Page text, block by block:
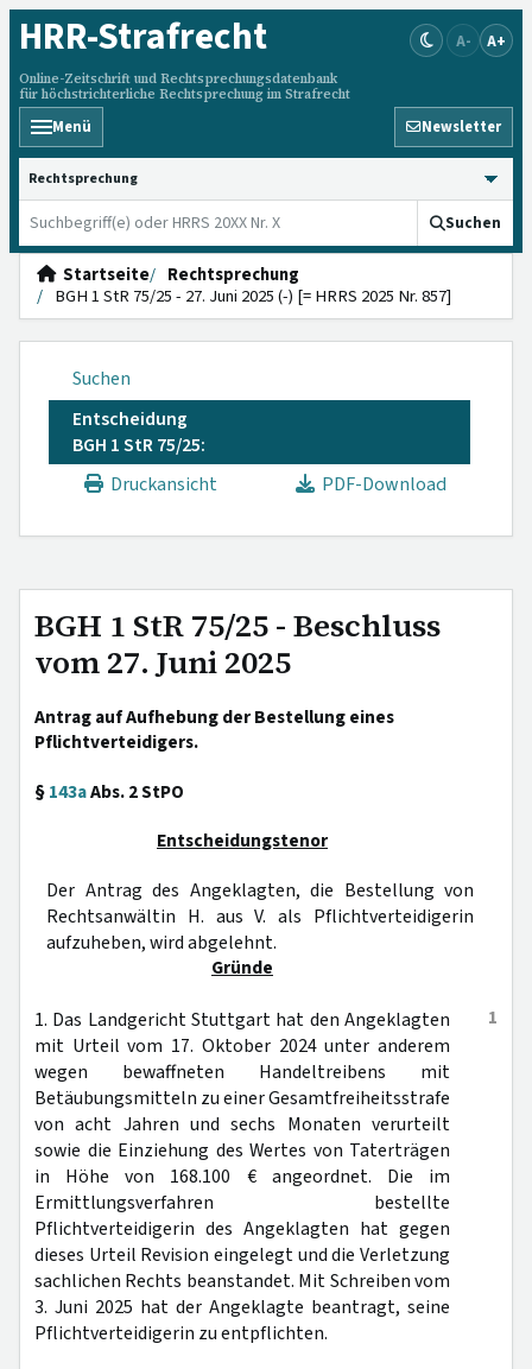
HRR-Strafrecht
Online-Zeitschrift und Rechtsprechungsdatenbank
für höchstrichterliche Rechtsprechung im Strafrecht
A- A+
Menü Newsletter
HRRS durchsuchen
Suchen
Startseite
Rechtsprechung
BGH 1 StR 75/25 - 27. Juni 2025 (-) [= HRRS 2025 Nr. 857]
Suchen
Entscheidung
BGH 1 StR 75/25:
Druckansicht
PDF-Download
BGH 1 StR 75/25 - Beschluss
vom 27. Juni 2025
Antrag auf Aufhebung der Bestellung eines
Pflichtverteidigers.
§143aAbs. 2 StPO
Entscheidungstenor
Der Antrag des Angeklagten, die Bestellung von
Rechtsanwältin H. aus V. als Pflichtverteidigerin
aufzuheben, wird abgelehnt.
Gründe
1
1. Das Landgericht Stuttgart hat den Angeklagten
mit Urteil vom 17. Oktober 2024 unter anderem
wegen bewaffneten Handeltreibens mit
Betäubungsmitteln zu einer Gesamtfreiheitsstrafe
von acht Jahren und sechs Monaten verurteilt
sowie die Einziehung des Wertes von Taterträgen
in Höhe von 168.100 € angeordnet. Die im
Ermittlungsverfahren bestellte
Pflichtverteidigerin des Angeklagten hat gegen
dieses Urteil Revision eingelegt und die Verletzung
sachlichen Rechts beanstandet. Mit Schreiben vom
3. Juni 2025 hat der Angeklagte beantragt, seine
Pflichtverteidigerin zu entpflichten.